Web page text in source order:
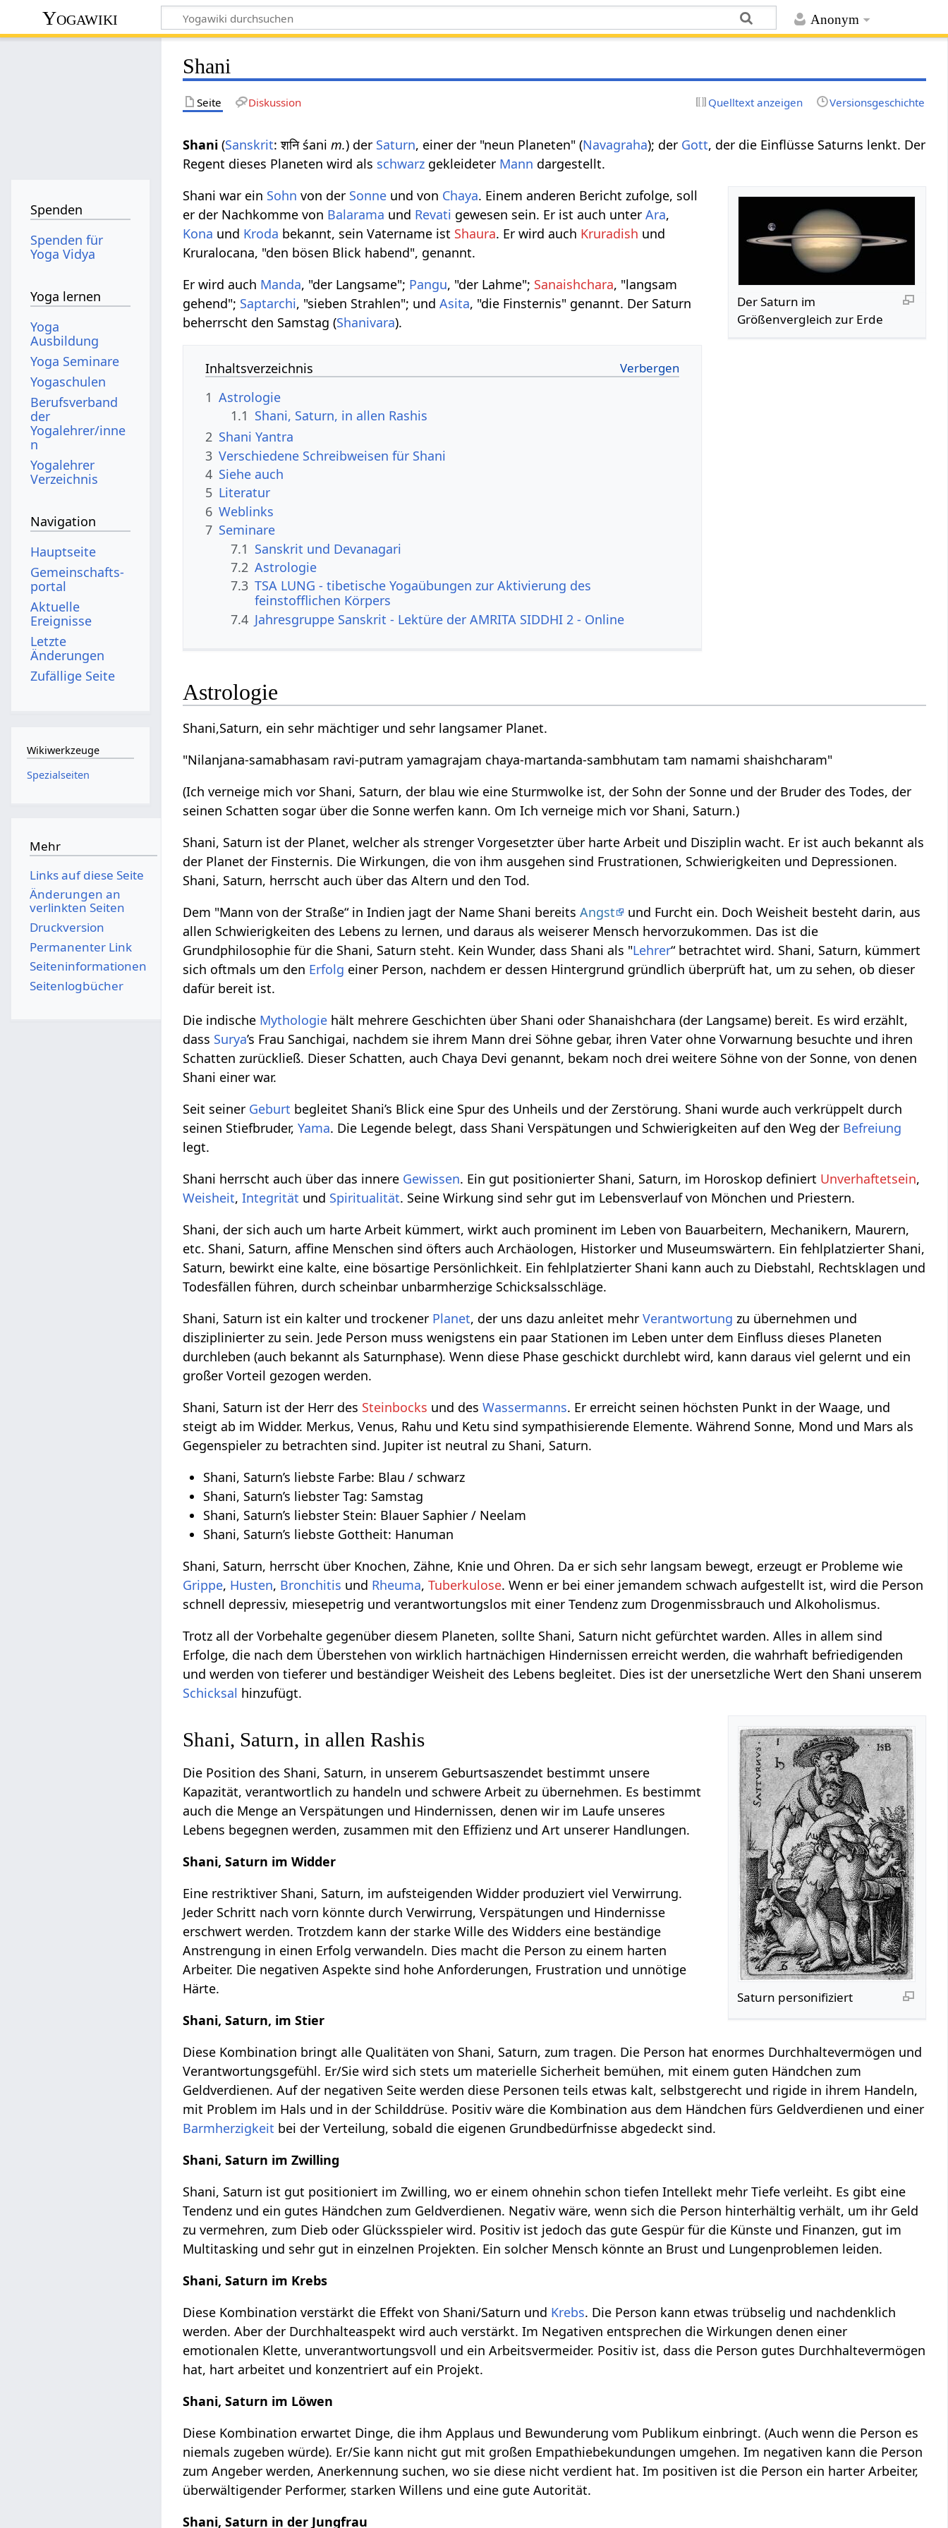
Anonym
Yogawiki
Shani
Seite Diskussion Quelltext anzeigen Versionsgeschichte
Shani (Sanskrit: शनि śanim.) der Saturn, einer der "neun Planeten" (Navagraha); der Gott, der die Einflüsse Saturns lenkt. Der
Regent dieses Planeten wird als schwarz gekleideter Mann dargestellt.
Der Saturn im
Größenvergleich zur Erde
Shani war ein Sohn von der Sonne und von Chaya. Einem anderen Bericht zufolge, soll
er der Nachkomme von Balarama und Revati gewesen sein. Er ist auch unterAra,
Kona und Kroda bekannt, sein Vatername ist Shaura. Er wird auch Kruradish und
Kruralocana, "den bösen Blick habend", genannt.
Er wird auch Manda, "der Langsame"; Pangu, "der Lahme"; Sanaishchara, "langsam
gehend"; Saptarchi, "sieben Strahlen"; undAsita, "die Finsternis" genannt. Der Saturn
beherrscht den Samstag (Shanivara).
Inhaltsverzeichnis
1 Astrologie
1.1 Shani, Saturn, in allen Rashis
2 Shani Yantra
3 Verschiedene Schreibweisen für Shani
4 Siehe auch
5 Literatur
6 Weblinks
7 Seminare
7.1 Sanskrit und Devanagari
7.2 Astrologie
7.3 TSA LUNG - tibetische Yogaübungen zur Aktivierung des
feinstofflichen Körpers
7.4 Jahresgruppe Sanskrit - Lektüre der AMRITA SIDDHI 2 - Online
Astrologie
Shani,Saturn, ein sehr mächtiger und sehr langsamer Planet.
"Nilanjana-samabhasam ravi-putram yamagrajam chaya-martanda-sambhutam tam namami shaishcharam"
(Ich verneige mich vor Shani, Saturn, der blau wie eine Sturmwolke ist, der Sohn der Sonne und der Bruder des Todes, der
seinen Schatten sogar über die Sonne werfen kann. Om Ich verneige mich vor Shani, Saturn.)
Shani, Saturn ist der Planet, welcher als strenger Vorgesetzter über harte Arbeit und Disziplin wacht. Er ist auch bekannt als
der Planet der Finsternis. Die Wirkungen, die von ihm ausgehen sind Frustrationen, Schwierigkeiten und Depressionen.
Shani, Saturn, herrscht auch über das Altern und den Tod.
Dem "Mann von der Straße“ in Indien jagt der Name Shani bereitsAngst
und Furcht ein. Doch Weisheit besteht darin, aus
allen Schwierigkeiten des Lebens zu lernen, und daraus als weiserer Mensch hervorzukommen. Das ist die
Grundphilosophie für die Shani, Saturn steht. Kein Wunder, dass Shani als "Lehrer“ betrachtet wird. Shani, Saturn, kümmert
sich oftmals um den Erfolg einer Person, nachdem er dessen Hintergrund gründlich überprüft hat, um zu sehen, ob dieser
dafür bereit ist.
Die indische Mythologie hält mehrere Geschichten über Shani oder Shanaishchara (der Langsame) bereit. Es wird erzählt,
dass Surya’s Frau Sanchigai, nachdem sie ihrem Mann drei Söhne gebar, ihren Vater ohne Vorwarnung besuchte und ihren
Schatten zurückließ. Dieser Schatten, auch Chaya Devi genannt, bekam noch drei weitere Söhne von der Sonne, von denen
Shani einer war.
Seit seiner Geburt begleitet Shani’s Blick eine Spur des Unheils und der Zerstörung. Shani wurde auch verkrüppelt durch
seinen Stiefbruder,Yama. Die Legende belegt, dass Shani Verspätungen und Schwierigkeiten auf den Weg der Befreiung
legt.
Shani herrscht auch über das innere Gewissen. Ein gut positionierter Shani, Saturn, im Horoskop definiert Unverhaftetsein,
Weisheit,Integrität und Spiritualität. Seine Wirkung sind sehr gut im Lebensverlauf von Mönchen und Priestern.
Shani, der sich auch um harte Arbeit kümmert, wirkt auch prominent im Leben von Bauarbeitern, Mechanikern, Maurern,
etc. Shani, Saturn, affine Menschen sind öfters auch Archäologen, Historker und Museumswärtern. Ein fehlplatzierter Shani,
Saturn, bewirkt eine kalte, eine bösartige Persönlichkeit. Ein fehlplatzierter Shani kann auch zu Diebstahl, Rechtsklagen und
Todesfällen führen, durch scheinbar unbarmherzige Schicksalsschläge.
Shani, Saturn ist ein kalter und trockener Planet, der uns dazu anleitet mehrVerantwortung zu übernehmen und
disziplinierter zu sein. Jede Person muss wenigstens ein paar Stationen im Leben unter dem Einfluss dieses Planeten
durchleben (auch bekannt als Saturnphase). Wenn diese Phase geschickt durchlebt wird, kann daraus viel gelernt und ein
großer Vorteil gezogen werden.
Shani, Saturn ist der Herr des Steinbocks und desWassermanns. Er erreicht seinen höchsten Punkt in der Waage, und
steigt ab im Widder. Merkus, Venus, Rahu und Ketu sind sympathisierende Elemente. Während Sonne, Mond und Mars als
Gegenspieler zu betrachten sind. Jupiter ist neutral zu Shani, Saturn.
Shani, Saturn’s liebste Farbe: Blau / schwarz
Shani, Saturn’s liebster Tag: Samstag
Shani, Saturn’s liebster Stein: Blauer Saphier / Neelam
Shani, Saturn’s liebste Gottheit: Hanuman
Shani, Saturn, herrscht über Knochen, Zähne, Knie und Ohren. Da er sich sehr langsam bewegt, erzeugt er Probleme wie
Grippe, Husten, Bronchitis und Rheuma,Tuberkulose. Wenn er bei einer jemandem schwach aufgestellt ist, wird die Person
schnell depressiv, miesepetrig und verantwortungslos mit einer Tendenz zum Drogenmissbrauch und Alkoholismus.
Trotz all der Vorbehalte gegenüber diesem Planeten, sollte Shani, Saturn nicht gefürchtet warden. Alles in allem sind
Erfolge, die nach dem Überstehen von wirklich hartnächigen Hindernissen erreicht werden, die wahrhaft befriedigenden
und werden von tieferer und beständiger Weisheit des Lebens begleitet. Dies ist der unersetzliche Wert den Shani unserem
Schicksal hinzufügt.
Saturn personifiziert
Shani, Saturn, in allen Rashis
Die Position des Shani, Saturn, in unserem Geburtsaszendet bestimmt unsere
Kapazität, verantwortlich zu handeln und schwere Arbeit zu übernehmen. Es bestimmt
auch die Menge an Verspätungen und Hindernissen, denen wir im Laufe unseres
Lebens begegnen werden, zusammen mit den Effizienz und Art unserer Handlungen.
Shani, Saturn im Widder
Eine restriktiver Shani, Saturn, im aufsteigenden Widder produziert viel Verwirrung.
Jeder Schritt nach vorn könnte durch Verwirrung, Verspätungen und Hindernisse
erschwert werden. Trotzdem kann der starke Wille des Widders eine beständige
Anstrengung in einen Erfolg verwandeln. Dies macht die Person zu einem harten
Arbeiter. Die negativen Aspekte sind hohe Anforderungen, Frustration und unnötige
Härte.
Shani, Saturn, im Stier
Diese Kombination bringt alle Qualitäten von Shani, Saturn, zum tragen. Die Person hat enormes Durchhaltevermögen und
Verantwortungsgefühl. Er/Sie wird sich stets um materielle Sicherheit bemühen, mit einem guten Händchen zum
Geldverdienen. Auf der negativen Seite werden diese Personen teils etwas kalt, selbstgerecht und rigide in ihrem Handeln,
mit Problem im Hals und in der Schilddrüse. Positiv wäre die Kombination aus dem Händchen fürs Geldverdienen und einer
Barmherzigkeit bei der Verteilung, sobald die eigenen Grundbedürfnisse abgedeckt sind.
Shani, Saturn im Zwilling
Shani, Saturn ist gut positioniert im Zwilling, wo er einem ohnehin schon tiefen Intellekt mehr Tiefe verleiht. Es gibt eine
Tendenz und ein gutes Händchen zum Geldverdienen. Negativ wäre, wenn sich die Person hinterhältig verhält, um ihr Geld
zu vermehren, zum Dieb oder Glücksspieler wird. Positiv ist jedoch das gute Gespür für die Künste und Finanzen, gut im
Multitasking und sehr gut in einzelnen Projekten. Ein solcher Mensch könnte an Brust und Lungenproblemen leiden.
Shani, Saturn im Krebs
Diese Kombination verstärkt die Effekt von Shani/Saturn und Krebs. Die Person kann etwas trübselig und nachdenklich
werden. Aber der Durchhalteaspekt wird auch verstärkt. Im Negativen entsprechen die Wirkungen denen einer
emotionalen Klette, unverantwortungsvoll und ein Arbeitsvermeider. Positiv ist, dass die Person gutes Durchhaltevermögen
hat, hart arbeitet und konzentriert auf ein Projekt.
Shani, Saturn im Löwen
Diese Kombination erwartet Dinge, die ihm Applaus und Bewunderung vom Publikum einbringt. (Auch wenn die Person es
niemals zugeben würde). Er/Sie kann nicht gut mit großen Empathiebekundungen umgehen. Im negativen kann die Person
zum Angeber werden, Anerkennung suchen, wo sie diese nicht verdient hat. Im positiven ist die Person ein harter Arbeiter,
überwältigender Performer, starken Willens und eine gute Autorität.
Shani, Saturn in der Jungfrau
Spenden
Spenden für
Yoga Vidya
Yoga lernen
Yoga
Ausbildung
Yoga Seminare
Yogaschulen
Berufsverband
der
Yogalehrer/inne
n
Yogalehrer
Verzeichnis
Navigation
Hauptseite
Gemeinschafts­
portal
Aktuelle
Ereignisse
Letzte
Änderungen
Zufällige Seite
Wikiwerkzeuge
Spezialseiten
Mehr
Links auf diese Seite
Änderungen an
verlinkten Seiten
Druckversion
Permanenter Link
Seiten­­informationen
Seitenlogbücher